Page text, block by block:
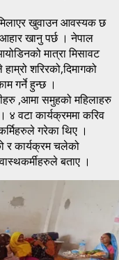
खुवाउन आवस्यक छ
आहार खानु पर्छ । नेपाल
मात्रा मिसावट
शरिरको,दिमागको
गर्ने हुन्छ ।
,आमा समुहको महिलाहरु
४ वटा कार्यक्रममा करिव
गरेका थिए ।
र कार्यक्रम चलेको
बताए ।